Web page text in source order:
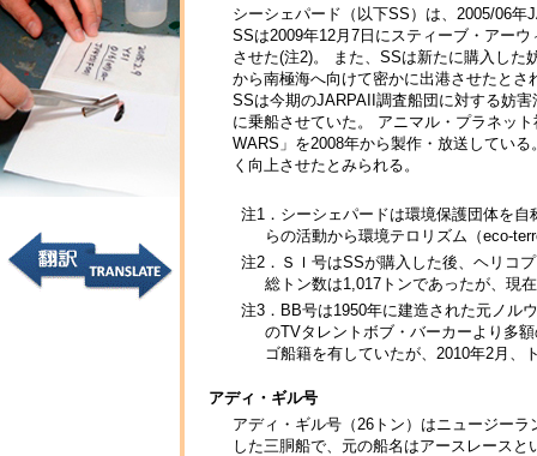
シーシェパード（以下SS）は、2005/06
SSは2009年12月7日にスティーブ・アー
させた(注2)。 また、SSは新たに購入した
から南極海へ向けて密かに出港させたとさ
SSは今期のJARPAII調査船団に対する妨
に乗船させていた。 アニマル・プラネッ
WARS」を2008年から製作・放送してい
く向上させたとみられる。
注1．シーシェパードは環境保護団体を
らの活動から環境テロリズム（eco-
注2．ＳＩ号はSSが購入した後、ヘリコ
総トン数は1,017トンであったが、現
注3．BB号は1950年に建造された元ノル
のTVタレントボブ・バーカーより多
ゴ船籍を有していたが、2010年2月、
アディ・ギル号
アディ・ギル号（26トン）はニュージー
した三胴船で、元の船名はアースレース